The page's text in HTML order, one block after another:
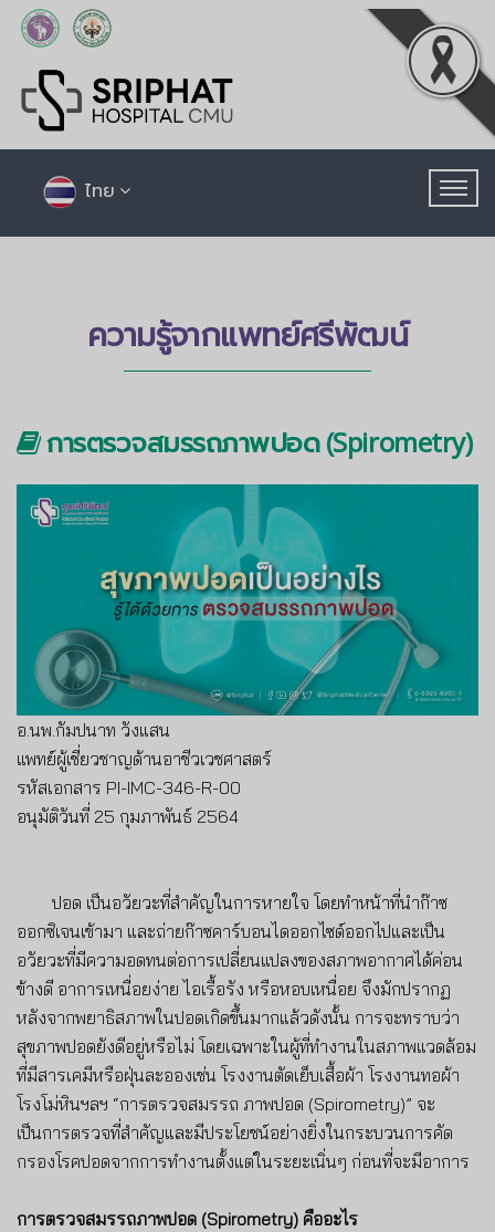
ไทย
ความรู้จากแพทย์ศรีพัฒน์
การตรวจสมรรถภาพปอด (Spirometry)
อ.นพ.กัมปนาท วังแสน
แพทย์ผู้เชี่ยวชาญด้านอาชีวเวชศาสตร์
รหัสเอกสาร PI-IMC-346-R-00
อนุมัติวันที่ 25 กุมภาพันธ์ 2564
ปอด เป็นอวัยวะที่สำคัญในการหายใจ โดยทำหน้าที่นำก๊าซ
ออกซิเจนเข้ามา และถ่ายก๊าซคาร์บอนไดออกไซด์ออกไปและเป็น
อวัยวะที่มีความอดทนต่อการเปลี่ยนแปลงของสภาพอากาศได้ค่อน
ข้างดี อาการเหนื่อยง่าย ไอเรื้อรัง หรือหอบเหนื่อย จึงมักปรากฏ
หลังจากพยาธิสภาพในปอดเกิดขึ้นมากแล้วดังนั้น การจะทราบว่า
สุขภาพปอดยังดีอยู่หรือไม่ โดยเฉพาะในผู้ที่ทำงานในสภาพแวดล้อม
ที่มีสารเคมีหรือฝุ่นละอองเช่น โรงงานตัดเย็บเสื้อผ้า โรงงานทอผ้า
โรงโม่หินฯลฯ “การตรวจสมรรถ ภาพปอด (Spirometry)” จะ
เป็นการตรวจที่สำคัญและมีประโยชน์อย่างยิ่งในกระบวนการคัด
กรองโรคปอดจากการทำงานตั้งแต่ในระยะเนิ่นๆ ก่อนที่จะมีอาการ
การตรวจสมรรถภาพปอด (Spirometry) คืออะไร